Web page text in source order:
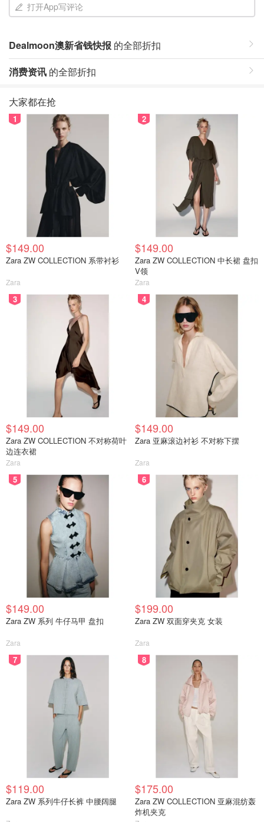
打开App写评论
Dealmoon澳新省钱快报 的全部折扣
消费资讯 的全部折扣
大家都在抢
1
$149.00
Zara ZW COLLECTION 系带衬衫
Zara
2
$149.00
Zara ZW COLLECTION 中长裙 盘扣
V领
Zara
3
$149.00
Zara ZW COLLECTION 不对称荷叶
边连衣裙
Zara
4
$149.00
Zara 亚麻滚边衬衫 不对称下摆
Zara
5
$149.00
Zara ZW 系列 牛仔马甲 盘扣
Zara
6
$199.00
Zara ZW 双面穿夹克 女装
Zara
7
$119.00
Zara ZW 系列牛仔长裤 中腰阔腿
8
$175.00
Zara ZW COLLECTION 亚麻混纺轰
炸机夹克